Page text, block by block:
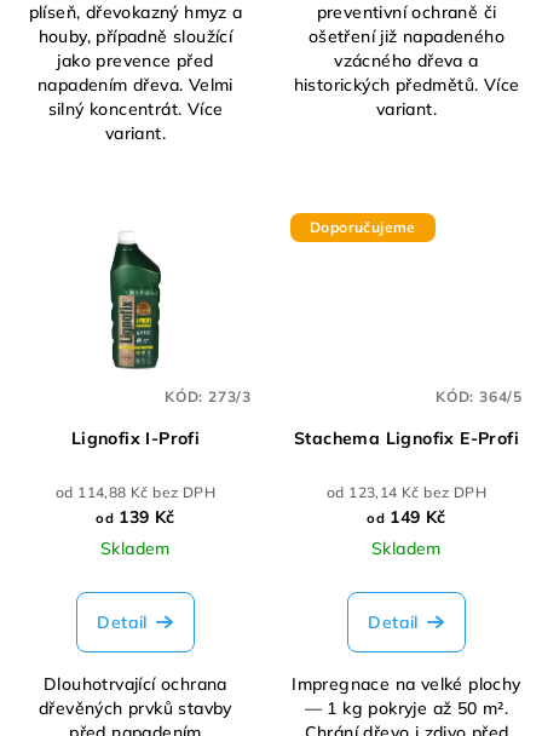
plíseň, dřevokazný hmyz a
houby, případně sloužící
jako prevence před
napadením dřeva. Velmi
silný koncentrát. Více
variant.
preventivní ochraně či
ošetření již napadeného
vzácného dřeva a
historických předmětů. Více
variant.
Lignofix I-Profi
od 114,88 Kč bez DPH
od 139 Kč
Skladem
Detail
Dlouhotrvající ochrana
dřevěných prvků stavby
KÓD: 273/3
Doporučujeme
Stachema Lignofix E-Profi
od 123,14 Kč bez DPH
od 149 Kč
Skladem
Detail
Impregnace na velké plochy
— 1 kg pokryje až 50 m².
KÓD: 364/5